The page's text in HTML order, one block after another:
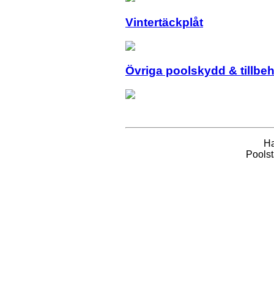
Vintertäckplåt
Övriga poolskydd &